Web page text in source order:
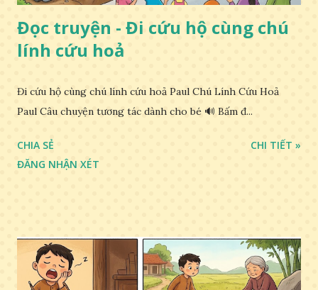
Đọc truyện - Đi cứu hộ cùng chú
lính cứu hoả
Đi cứu hộ cùng chú lính cứu hoả Paul Chú Lính Cứu Hoả
Paul Câu chuyện tương tác dành cho bé 🔊 Bấm đ...
CHIA SẺ
ĐĂNG NHẬN XÉT
CHI TIẾT »